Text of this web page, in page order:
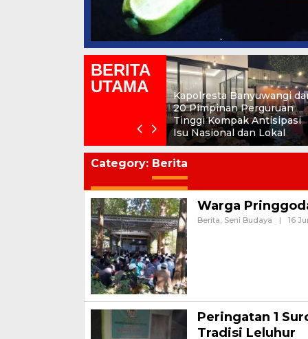
BERITA
UTAMA
Kapolresta Banyuwangi
20 Pimpinan Perguruan
Tinggi Kompak Antisipasi
Isu Nasional dan Lokal
Category: Berita
Warga
Berita, Seni Budaya | 16
Peringatan 1
Tradisi Leluhur